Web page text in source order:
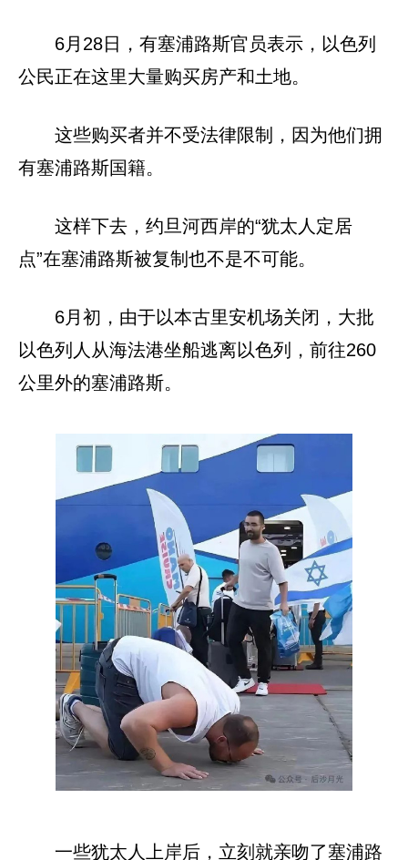
6月28日，有塞浦路斯官员表示，以色列
公民正在这里大量购买房产和土地。
这些购买者并不受法律限制，因为他们拥
有塞浦路斯国籍。
这样下去，约旦河西岸的“犹太人定居
点”在塞浦路斯被复制也不是不可能。
6月初，由于以本古里安机场关闭，大批
以色列人从海法港坐船逃离以色列，前往260
公里外的塞浦路斯。
一些犹太人上岸后，立刻就亲吻了塞浦路